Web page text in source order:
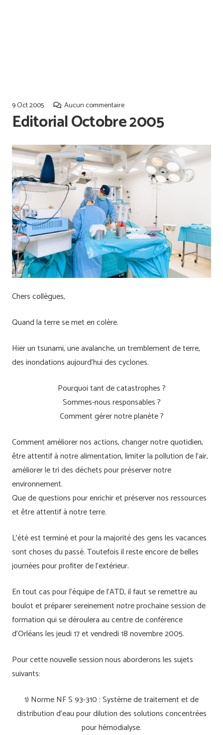
9 Oct 2005 Aucun commentaire
Editorial Octobre 2005
Chers collègues,
Quand la terre se met en colère.
Hier un tsunami, une avalanche, un tremblement de terre,
des inondations aujourd’hui des cyclones.
Pourquoi tant de catastrophes ?
Sommes-nous responsables ?
Comment gérer notre planète ?
Comment améliorer nos actions, changer notre quotidien,
être attentif à notre alimentation, limiter la pollution de l’air,
améliorer le tri des déchets pour préserver notre
environnement.
Que de questions pour enrichir et préserver nos ressources
et être attentif à notre terre.
L’été est terminé et pour la majorité des gens les vacances
sont choses du passé. Toutefois il reste encore de belles
journées pour profiter de l’extérieur.
En tout cas pour l’équipe de l’ATD, il faut se remettre au
boulot et préparer sereinement notre prochaine session de
formation qui se déroulera au centre de conférence
d’Orléans les jeudi 17 et vendredi 18 novembre 2005.
Pour cette nouvelle session nous aborderons les sujets
suivants:
1) Norme NF S 93-310 : Système de traitement et de
distribution d’eau pour dilution des solutions concentrées
pour hémodialyse.